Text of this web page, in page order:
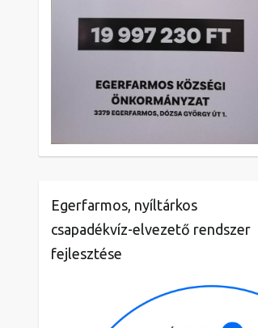
Egerfarmos, nyíltárkos
csapadékvíz-elvezető rendszer
fejlesztése